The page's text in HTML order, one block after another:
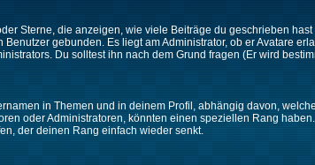
Sterne, die anzeigen, wie viele Beiträge du geschrieben
gebunden. Es liegt am Administrator, ob er Avatare
Du solltest ihn nach dem Grund fragen (Er wird
in Themen und in deinem Profil, abhängig davon,
oder Administratoren, könnten einen speziellen Rang
der deinen Rang einfach wieder senkt.